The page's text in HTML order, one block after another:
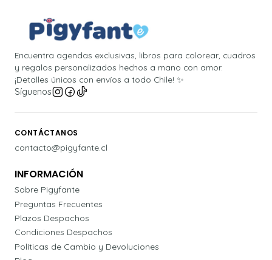
Encuentra agendas exclusivas, libros para colorear, cuadros
y regalos personalizados hechos a mano con amor.
¡Detalles únicos con envíos a todo Chile! ✨
Síguenos
CONTÁCTANOS
contacto@pigyfante.cl
INFORMACIÓN
Sobre Pigyfante
Preguntas Frecuentes
Plazos Despachos
Condiciones Despachos
Políticas de Cambio y Devoluciones